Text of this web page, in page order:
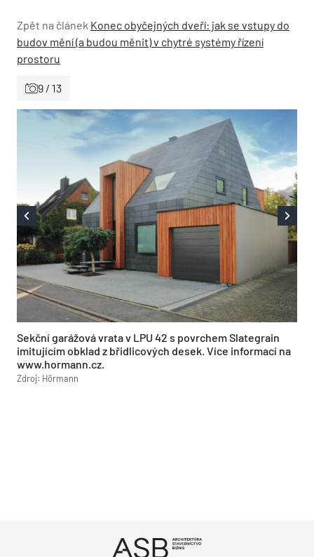
Zpět na článek Konec obyčejných dveří: jak se vstupy do
budov mění (a budou měnit) v chytré systémy řízení
prostoru
9 / 13
Sekční garážová vrata v LPU 42 s povrchem Slategrain
imitujícím obklad z břidlicových desek. Více informací na
www.hormann.cz.
Zdroj: Hörmann